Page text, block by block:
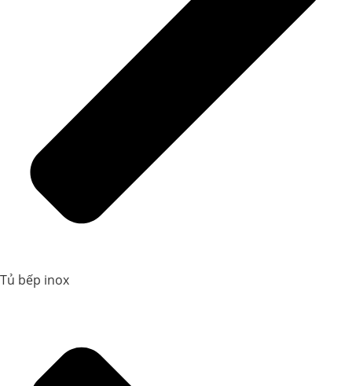
Tủ bếp inox